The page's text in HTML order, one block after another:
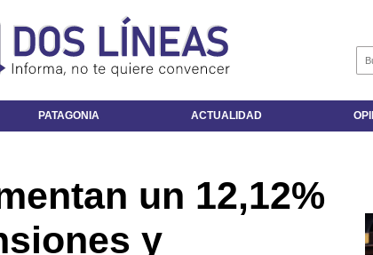
PATAGONIA ACTUALIDAD
un 12,12%
y